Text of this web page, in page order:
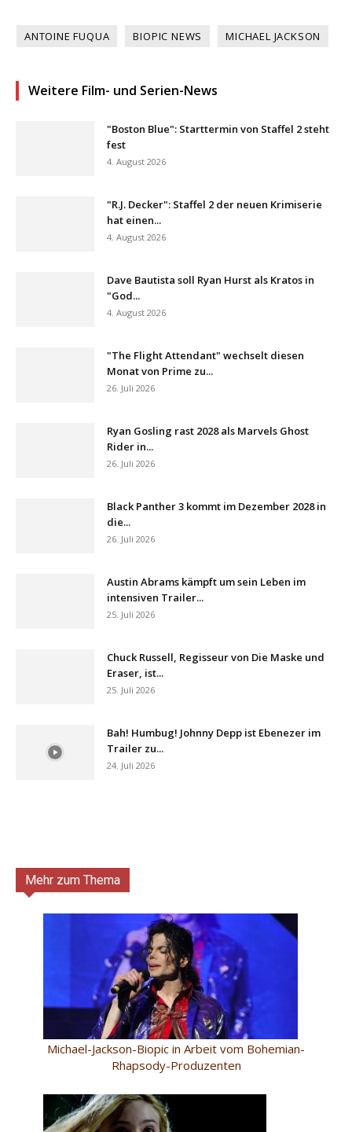
ANTOINE FUQUA BIOPIC NEWS MICHAEL JACKSON
Weitere Film- und Serien-News
"Boston Blue": Starttermin von Staffel 2 steht
fest
4. August 2026
"R.J. Decker": Staffel 2 der neuen Krimiserie
hat einen...
4. August 2026
Dave Bautista soll Ryan Hurst als Kratos in
"God...
4. August 2026
"The Flight Attendant" wechselt diesen
Monat von Prime zu...
26. Juli 2026
Ryan Gosling rast 2028 als Marvels Ghost
Rider in...
26. Juli 2026
Black Panther 3 kommt im Dezember 2028 in
die...
26. Juli 2026
Austin Abrams kämpft um sein Leben im
intensiven Trailer...
25. Juli 2026
Chuck Russell, Regisseur von Die Maske und
Eraser, ist...
25. Juli 2026
Bah! Humbug! Johnny Depp ist Ebenezer im
Trailer zu...
24. Juli 2026
Mehr zum Thema
Michael-Jackson-Biopic in Arbeit vom Bohemian-
Rhapsody-Produzenten